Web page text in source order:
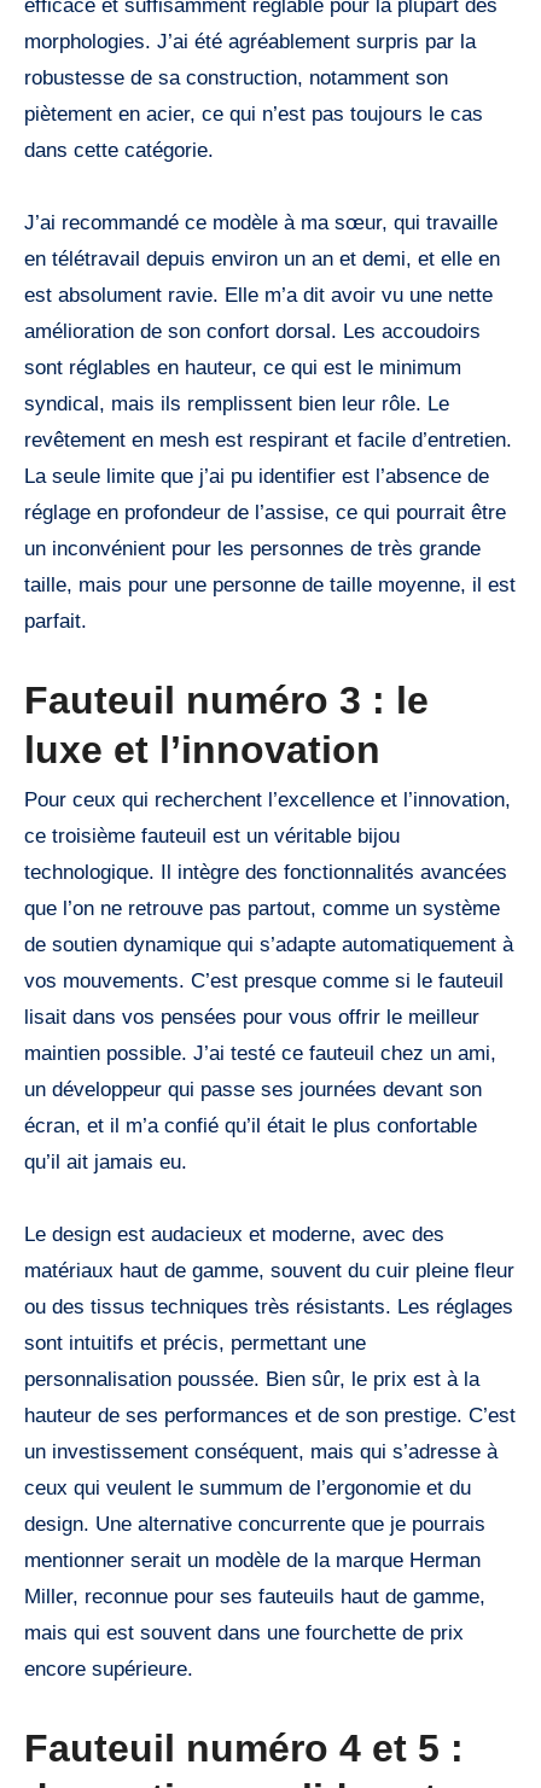
efficace et suffisamment réglable pour la plupart des
morphologies. J’ai été agréablement surpris par la
robustesse de sa construction, notamment son
piètement en acier, ce qui n’est pas toujours le cas
dans cette catégorie.
J’ai recommandé ce modèle à ma sœur, qui travaille
en télétravail depuis environ un an et demi, et elle en
est absolument ravie. Elle m’a dit avoir vu une nette
amélioration de son confort dorsal. Les accoudoirs
sont réglables en hauteur, ce qui est le minimum
syndical, mais ils remplissent bien leur rôle. Le
revêtement en mesh est respirant et facile d’entretien.
La seule limite que j’ai pu identifier est l’absence de
réglage en profondeur de l’assise, ce qui pourrait être
un inconvénient pour les personnes de très grande
taille, mais pour une personne de taille moyenne, il est
parfait.
Fauteuil numéro 3 : le
luxe et l’innovation
Pour ceux qui recherchent l’excellence et l’innovation,
ce troisième fauteuil est un véritable bijou
technologique. Il intègre des fonctionnalités avancées
que l’on ne retrouve pas partout, comme un système
de soutien dynamique qui s’adapte automatiquement à
vos mouvements. C’est presque comme si le fauteuil
lisait dans vos pensées pour vous offrir le meilleur
maintien possible. J’ai testé ce fauteuil chez un ami,
un développeur qui passe ses journées devant son
écran, et il m’a confié qu’il était le plus confortable
qu’il ait jamais eu.
Le design est audacieux et moderne, avec des
matériaux haut de gamme, souvent du cuir pleine fleur
ou des tissus techniques très résistants. Les réglages
sont intuitifs et précis, permettant une
personnalisation poussée. Bien sûr, le prix est à la
hauteur de ses performances et de son prestige. C’est
un investissement conséquent, mais qui s’adresse à
ceux qui veulent le summum de l’ergonomie et du
design. Une alternative concurrente que je pourrais
mentionner serait un modèle de la marque Herman
Miller, reconnue pour ses fauteuils haut de gamme,
mais qui est souvent dans une fourchette de prix
encore supérieure.
Fauteuil numéro 4 et 5 :